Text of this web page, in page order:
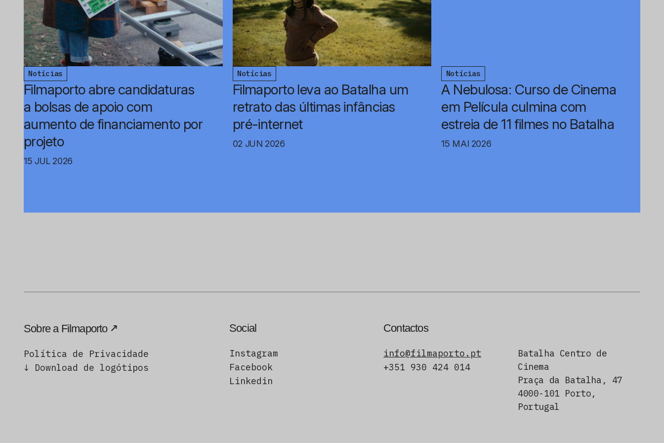
Notícias
Filmaporto abre candidaturas
a bolsas de apoio com
aumento de financiamento por
projeto
15 JUL 2026
Notícias
Filmaporto leva ao Batalha um
retrato das últimas infâncias
pré-internet
02 JUN 2026
Notícias
A Nebulosa: Curso de Cinema
em Película culmina com
estreia de 11 filmes no Batalha
15 MAI 2026
Sobre a Filmaporto
Política de Privacidade
↓ Download de logótipos
Social
Instagram
Facebook
Linkedin
Contactos
info@filmaporto.pt
+351 930 424 014
Batalha Centro de
Cinema
Praça da Batalha, 47
4000-101 Porto,
Portugal